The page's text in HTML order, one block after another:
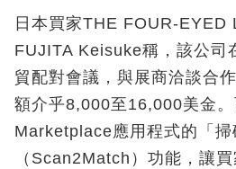
日本買家THE FOUR-EYED
FUJITA Keisuke稱，該公司
貿配對會議，與展商洽談合
額介乎8,000至16,000美金
Marketplace應用程式的「掃
（Scan2Match）功能，讓